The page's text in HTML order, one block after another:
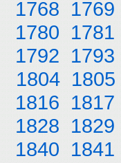
1768 1769
1780 1781
1792 1793
1804 1805
1816 1817
1828 1829
1840 1841